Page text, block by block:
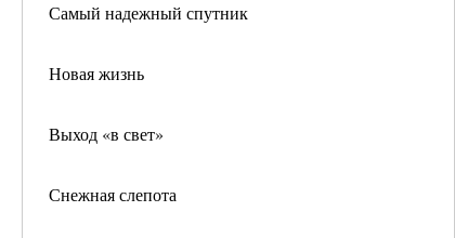
Самый надежный спутник
Новая жизнь
Выход «в свет»
Снежная слепота